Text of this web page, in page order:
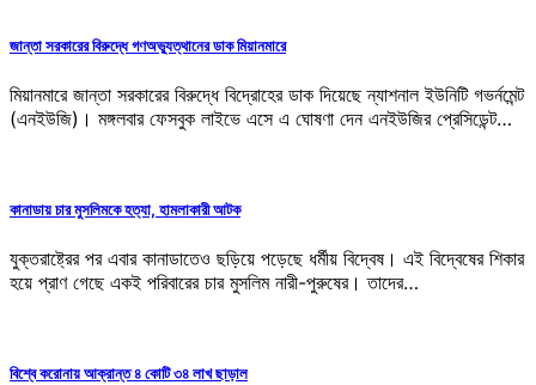
জান্তা সরকারের বিরুদ্ধে গণঅভ্যুত্থানের ডাক মিয়ানমারে
মিয়ানমারে জান্তা সরকারের বিরুদ্ধে বিদ্রোহের ডাক দিয়েছে ন্যাশনাল ইউনিটি গভর্নমেন্ট
(এনইউজি)। মঙ্গলবার ফেসবুক লাইভে এসে এ ঘোষণা দেন এনইউজির প্রেসিডেন্ট…
কানাডায় চার মুসলিমকে হত্যা, হামলাকারী আটক
যুক্তরাষ্ট্রের পর এবার কানাডাতেও ছড়িয়ে পড়েছে ধর্মীয় বিদ্বেষ। এই বিদ্বেষের শিকার
হয়ে প্রাণ গেছে একই পরিবারের চার মুসলিম নারী-পুরুষের। তাদের…
বিশ্বে করোনায় আক্রান্ত ৪ কোটি ৩৪ লাখ ছাড়াল